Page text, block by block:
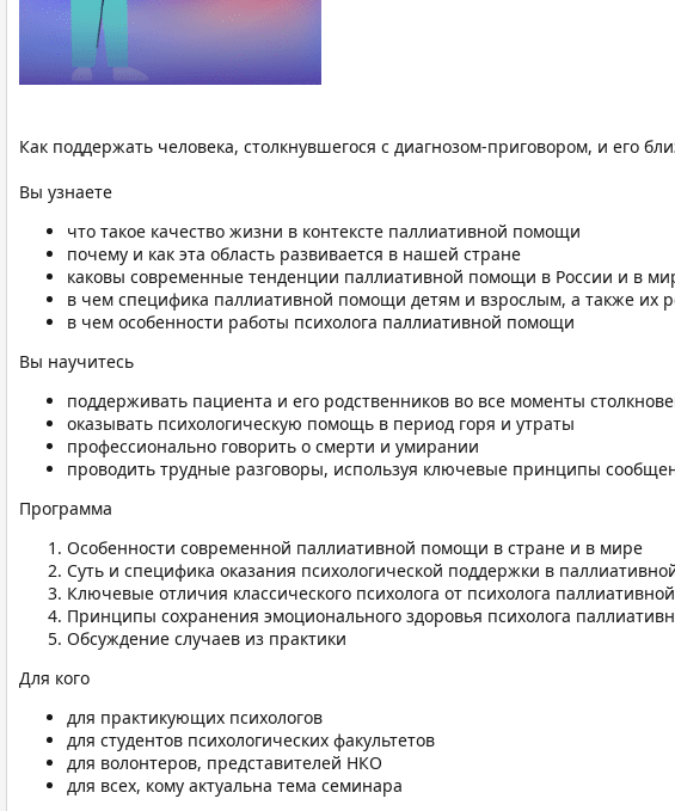
Как поддержать человека, столкнувшегося с диагнозом-приговором, и его
Вы узнаете
что такое качество жизни в контексте паллиативной помощи
почему и как эта область развивается в нашей стране
каковы современные тенденции паллиативной помощи в России и в
в чем специфика паллиативной помощи детям и взрослым, а также их
в чем особенности работы психолога паллиативной помощи
Вы научитесь
поддерживать пациента и его родственников во все моменты
оказывать психологическую помощь в период горя и утраты
профессионально говорить о смерти и умирании
проводить трудные разговоры, используя ключевые принципы
Программа
Особенности современной паллиативной помощи в стране и в мире
Суть и специфика оказания психологической поддержки в
Ключевые отличия классического психолога от психолога
Принципы сохранения эмоционального здоровья психолога
Обсуждение случаев из практики
Для кого
для практикующих психологов
для студентов психологических факультетов
для волонтеров, представителей НКО
для всех, кому актуальна тема семинара